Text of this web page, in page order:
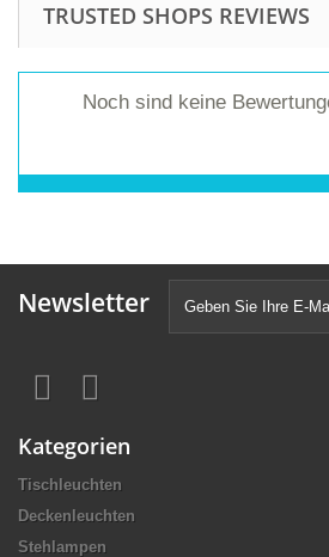
TRUSTED SHOPS REVIEWS
Noch sind keine
Newsletter
Kategorien
Tischleuchten
Deckenleuchten
Stehlampen